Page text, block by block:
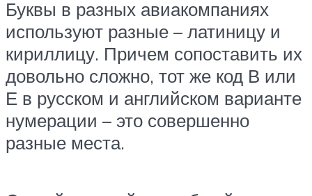
Буквы в разных авиакомпаниях
используют разные – латиницу и
кириллицу. Причем сопоставить их
довольно сложно, тот же код В или
Е в русском и английском варианте
нумерации – это совершенно
разные места.